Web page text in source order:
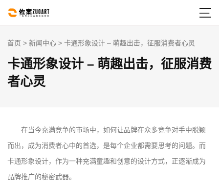

首页 > 新闻中心 > 卡通形象设计 – 萌趣出击，征服消费者心灵
卡通形象设计 – 萌趣出击，征服消费
者心灵
在当今充满竞争的市场中，如何让品牌在众多竞争对手中脱颖
而出，成为消费者心中的首选，是每个企业都需要思考的问题。而
卡通形象设计，作为一种充满童趣和创意的设计方式，正逐渐成为
品牌推广的秘密武器。